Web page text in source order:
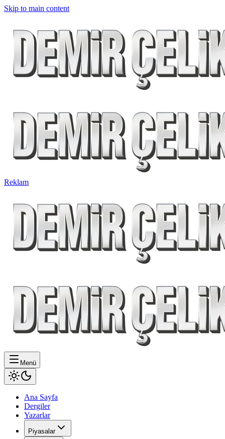
Skip to main content
Reklam
Menü
Ana Sayfa
Dergiler
Yazarlar
Piyasalar